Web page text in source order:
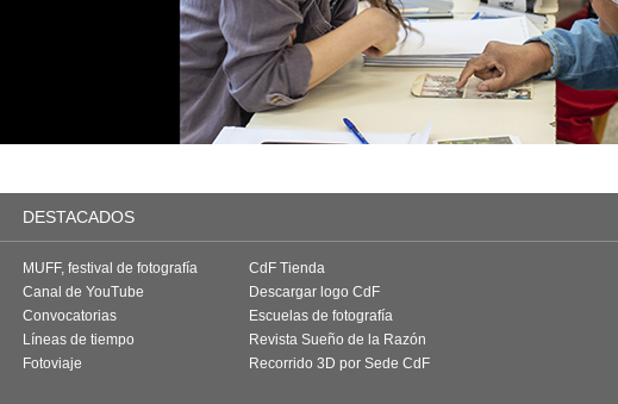
DESTACADOS
MUFF, festival de fotografía
Canal de YouTube
Convocatorias
Líneas de tiempo
Fotoviaje
CdF Tienda
Descargar logo CdF
Escuelas de fotografía
Revista Sueño de la Razón
Recorrido 3D por Sede CdF